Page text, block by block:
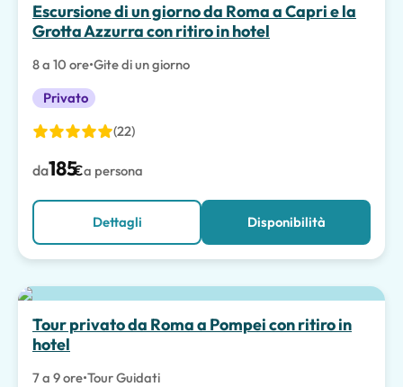
Escursione di un giorno da Roma a Capri e la
Grotta Azzurra con ritiro in hotel
8 a 10 ore•Gite di un giorno
Privato
(22)
da185€a persona
Dettagli Disponibilità
Tour privato da Roma a Pompei con ritiro in
hotel
7 a 9 ore•Tour Guidati